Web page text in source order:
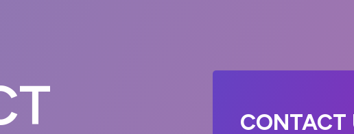
CONTACT